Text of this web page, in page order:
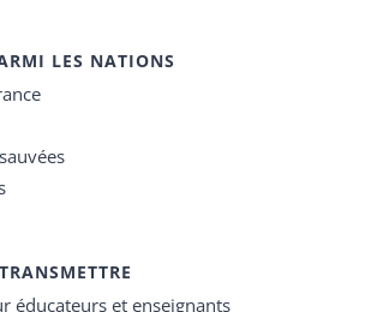
LES NATIONS
éducateurs et enseignants